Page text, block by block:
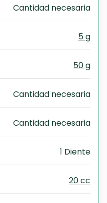
Cantidad necesaria
5 g
50 g
Cantidad necesaria
Cantidad necesaria
1 Diente
20 cc